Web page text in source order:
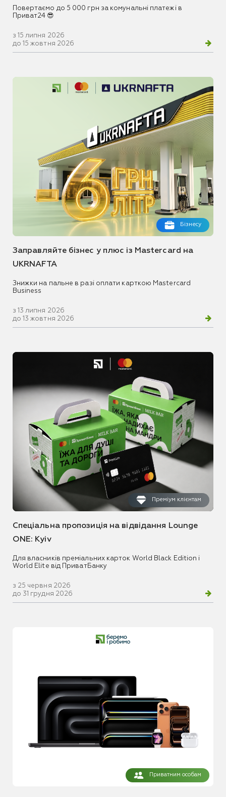
Повертаємо до 5 000 грн за комунальні платежі в
Приват24 😎
з 15 липня 2026
до 15 жовтня 2026
Бізнесу
Заправляйте бізнес у плюс із Mastercard на
UKRNAFTA
Знижки на пальне в разі оплати карткою Mastercard
Business
з 13 липня 2026
до 13 жовтня 2026
Преміум клієнтам
Спеціальна пропозиція на відвідання Lounge
ONE: Kyiv
Для власників преміальних карток World Black Edition і
World Elite від ПриватБанку
з 25 червня 2026
до 31 грудня 2026
Приватним особам